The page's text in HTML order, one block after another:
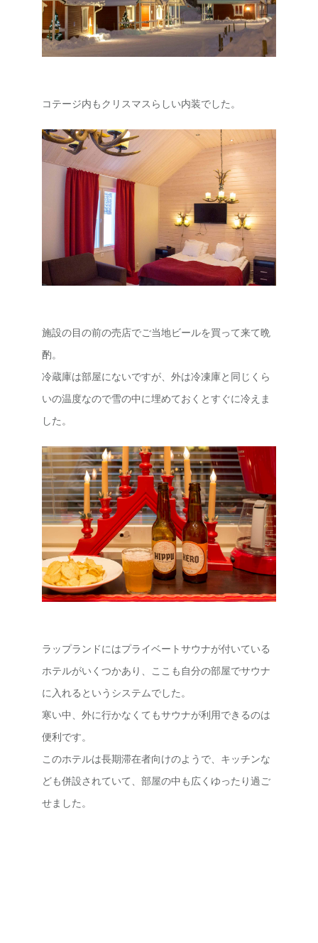
コテージ内もクリスマスらしい内装でした。
施設の目の前の売店でご当地ビールを買って来て晩
酌。
冷蔵庫は部屋にないですが、外は冷凍庫と同じくら
いの温度なので雪の中に埋めておくとすぐに冷えま
した。
ラップランドにはプライベートサウナが付いている
ホテルがいくつかあり、ここも自分の部屋でサウナ
に入れるというシステムでした。
寒い中、外に行かなくてもサウナが利用できるのは
便利です。
このホテルは長期滞在者向けのようで、キッチンな
ども併設されていて、部屋の中も広くゆったり過ご
せました。